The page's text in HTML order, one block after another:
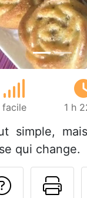
facile 1 h
simple,
qui change.
Poser